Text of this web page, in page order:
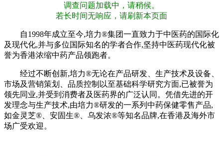
调查问题加载中，请稍候。
若长时间无响应，请刷新本页面
自1998年成立至今,培力®集团一直致力于中医药的国际化
及现代化,并与多位国际知名的学者合作,坚持中医药现代化被
誉为香港浓缩中药产品领跑者。
经过不断创新,培力®无论在产品研发、生产技术及设备、
市场及营销策划、品质控制以至基础科学研究方面,已被誉为
领先同业,并受到消费者及医药界的广泛认同。凭借先进的开
发理念与生产技术,由培力®研发的一系列中药保健零售产品,
如金灵芝®、安固生®、乌发浓®等知名品牌,在香港及海外市
场广受欢迎。